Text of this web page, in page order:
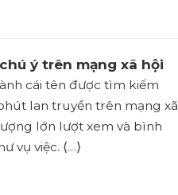
ý trên mạng xã hội
cái tên được tìm kiếm
lan truyền trên mạng xã
lớn lượt xem và bình
vụ việc. ⟨…⟩